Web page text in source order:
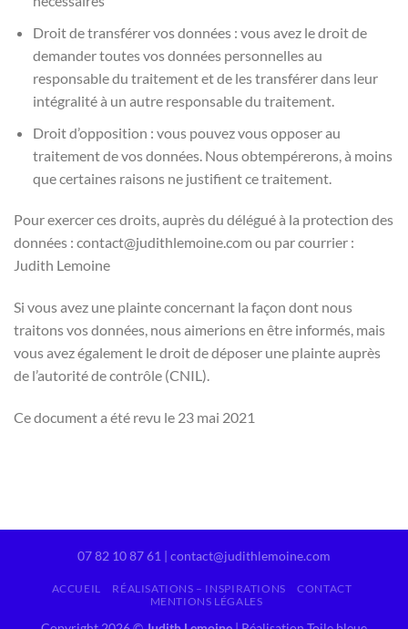
Droit de transférer vos données : vous avez le droit de
demander toutes vos données personnelles au
responsable du traitement et de les transférer dans leur
intégralité à un autre responsable du traitement.
Droit d’opposition : vous pouvez vous opposer au
traitement de vos données. Nous obtempérerons, à moins
que certaines raisons ne justifient ce traitement.
Pour exercer ces droits, auprès du délégué à la protection des
données : contact@judithlemoine.com ou par courrier :
Judith Lemoine
Si vous avez une plainte concernant la façon dont nous
traitons vos données, nous aimerions en être informés, mais
vous avez également le droit de déposer une plainte auprès
de l’autorité de contrôle (CNIL).
Ce document a été revu le 23 mai 2021
07 82 10 87 61 | contact@judithlemoine.com
ACCUEIL RÉALISATIONS – INSPIRATIONS
CONTACT
MENTIONS LÉGALES